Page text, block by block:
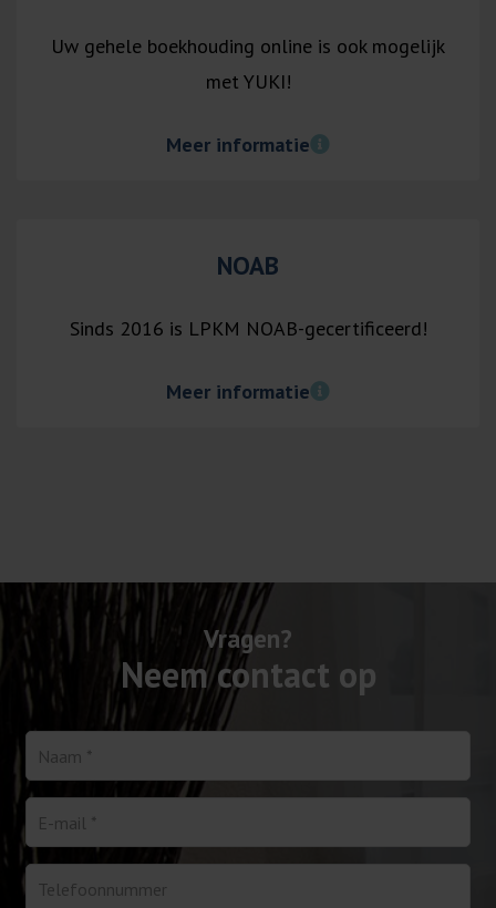
Uw gehele boekhouding online is ook mogelijk
met YUKI!
Meer informatie
NOAB
Sinds 2016 is LPKM NOAB-gecertificeerd!
Meer informatie
Vragen?
Neem contact op